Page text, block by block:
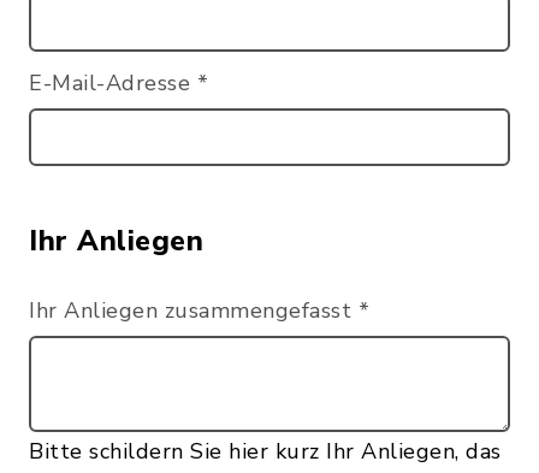
E-Mail-Adresse *
Ihr Anliegen
Ihr Anliegen zusammengefasst *
Bitte schildern Sie hier kurz Ihr Anliegen, das